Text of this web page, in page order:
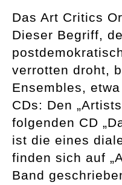
Das Art Critics
Dieser Begriff,
verrotten droht,
Ensembles,
CDs: Den
folgenden CD
ist die eines
finden sich auf
Band